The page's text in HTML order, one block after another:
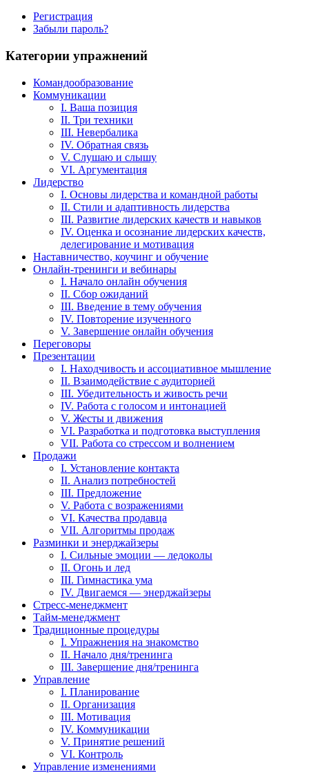
Регистрация
Забыли пароль?
Категории упражнений
Командообразование
Коммуникации
I. Ваша позиция
II. Три техники
III. Невербалика
IV. Обратная связь
V. Слушаю и слышу
VI. Аргументация
Лидерство
I. Основы лидерства и командной работы
II. Стили и адаптивность лидерства
III. Развитие лидерских качеств и навыков
IV. Оценка и осознание лидерских качеств,
делегирование и мотивация
Наставничество, коучинг и обучение
Онлайн-тренинги и вебинары
I. Начало онлайн обучения
II. Сбор ожиданий
III. Введение в тему обучения
IV. Повторение изученного
V. Завершение онлайн обучения
Переговоры
Презентации
I. Находчивость и ассоциативное мышление
II. Взаимодействие с аудиторией
III. Убедительность и живость речи
IV. Работа с голосом и интонацией
V. Жесты и движения
VI. Разработка и подготовка выступления
VII. Работа со стрессом и волнением
Продажи
I. Установление контакта
II. Анализ потребностей
III. Предложение
V. Работа с возражениями
VI. Качества продавца
VII. Алгоритмы продаж
Разминки и энерджайзеры
I. Сильные эмоции — ледоколы
II. Огонь и лед
III. Гимнастика ума
IV. Двигаемся — энерджайзеры
Стресс-менеджмент
Тайм-менеджмент
Традиционные процедуры
I. Упражнения на знакомство
II. Начало дня/тренинга
III. Завершение дня/тренинга
Управление
I. Планирование
II. Организация
III. Мотивация
IV. Коммуникации
V. Принятие решений
VI. Контроль
Управление изменениями